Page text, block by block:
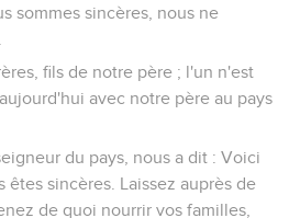
sommes sincères, nous ne
fils de notre père ; l'un n'est
avec notre père au pays
du pays, nous a dit : Voici
êtes sincères. Laissez auprès de
de quoi nourrir vos familles,